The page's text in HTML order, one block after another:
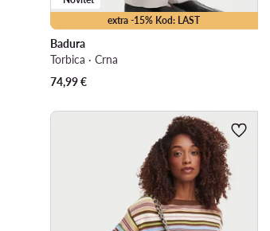
extra -15% Kod: LAST
Badura
Torbica · Crna
74,99€